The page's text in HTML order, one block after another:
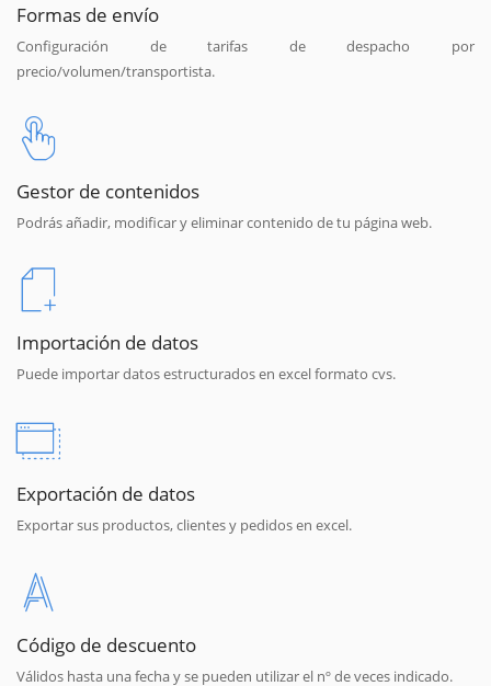
Formas de envío
Configuración de tarifas de despacho por
precio/volumen/transportista.
Gestor de contenidos
Podrás añadir, modificar y eliminar contenido de tu página web.
Importación de datos
Puede importar datos estructurados en excel formato cvs.
Exportación de datos
Exportar sus productos, clientes y pedidos en excel.
Código de descuento
Válidos hasta una fecha y se pueden utilizar el nº de veces indicado.